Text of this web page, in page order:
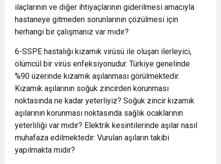
ilaçlarının ve diğer ihtiyaçlarının giderilmesi amacıyla
hastaneye gitmeden sorunlarının çözülmesi için
herhangi bir çalışmanız var mıdır?
6-SSPE hastalığı kızamık virüsü ile oluşan ilerleyici,
ölümcül bir virüs enfeksiyonudur. Türkiye genelinde
%90 üzerinde kızamık aşılanması görülmektedir.
Kızamık aşılarının soğuk zincirden korunması
noktasında ne kadar yeterliyiz? Soğuk zincir kızamık
aşılarının korunması noktasında sağlık ocaklarının
yeterliliği var mıdır? Elektrik kesintilerinde aşılar nasıl
muhafaza edilmektedir: Vurulan aşıların takibi
yapılmakta mıdır?